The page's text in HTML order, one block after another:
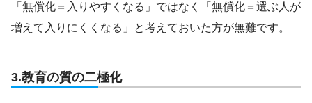
「無償化＝入りやすくなる」ではなく「無償化＝選ぶ人が
増えて入りにくくなる」と考えておいた方が無難です。
3.教育の質の二極化